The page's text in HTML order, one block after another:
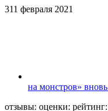
311 февраля 2021
на монстров»
отзывы: оценки: